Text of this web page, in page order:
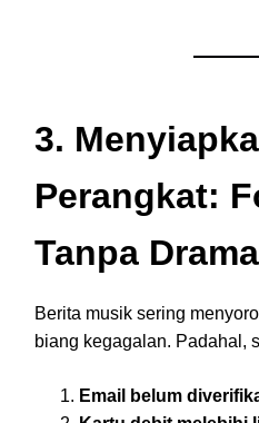
3.
Perangkat:
Tanpa Drama
Berita musik sering
biang kegagalan. Padahal,
Email belum